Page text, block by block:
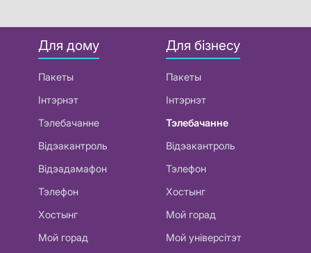
Для дому
Пакеты
Інтэрнэт
Тэлебачанне
Відэакантроль
Відэадамафон
Тэлефон
Хостынг
Мой горад
Для бізнесу
Пакеты
Інтэрнэт
Тэлебачанне
Відэакантроль
Тэлефон
Хостынг
Мой горад
Мой універсітэт